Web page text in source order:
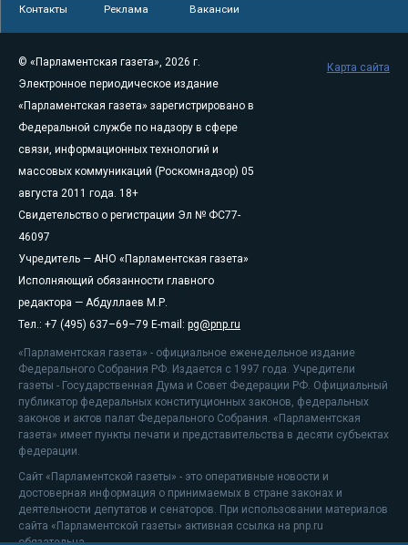
Контакты Реклама Вакансии
© «Парламентская газета», 2026 г.
Электронное периодическое издание
«Парламентская газета» зарегистрировано в
Федеральной службе по надзору в сфере
связи, информационных технологий и
массовых коммуникаций (Роскомнадзор) 05
августа 2011 года. 18+
Свидетельство о регистрации Эл № ФС77-
46097
Учредитель — АНО «Парламентская газета»
Исполняющий обязанности главного
редактора — Абдуллаев М.Р.
Тел.: +7 (495) 637–69–79 E-mail: pg@pnp.ru
«Парламентская газета» - официальное еженедельное издание
Федерального Собрания РФ. Издается с 1997 года. Учредители
газеты - Государственная Дума и Совет Федерации РФ. Официальный
публикатор федеральных конституционных законов, федеральных
законов и актов палат Федерального Собрания. «Парламентская
газета» имеет пункты печати и представительства в десяти субъектах
федерации.
Сайт «Парламентской газеты» - это оперативные новости и
достоверная информация о принимаемых в стране законах и
деятельности депутатов и сенаторов. При использовании материалов
сайта «Парламентской газеты» активная ссылка на pnp.ru
Карта сайта